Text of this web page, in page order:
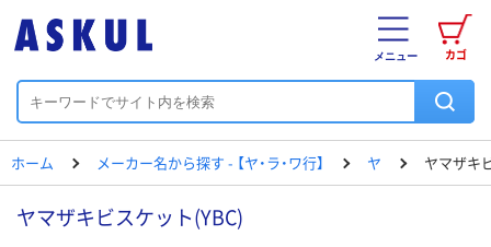
カゴ
メニュー
ホーム メーカー名から探す - 【ヤ・ラ・ワ行】 ヤ ヤマザキ
ヤマザキビスケット(YBC)